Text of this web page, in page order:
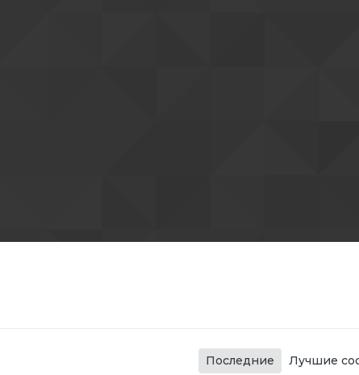
Последние Лучшие